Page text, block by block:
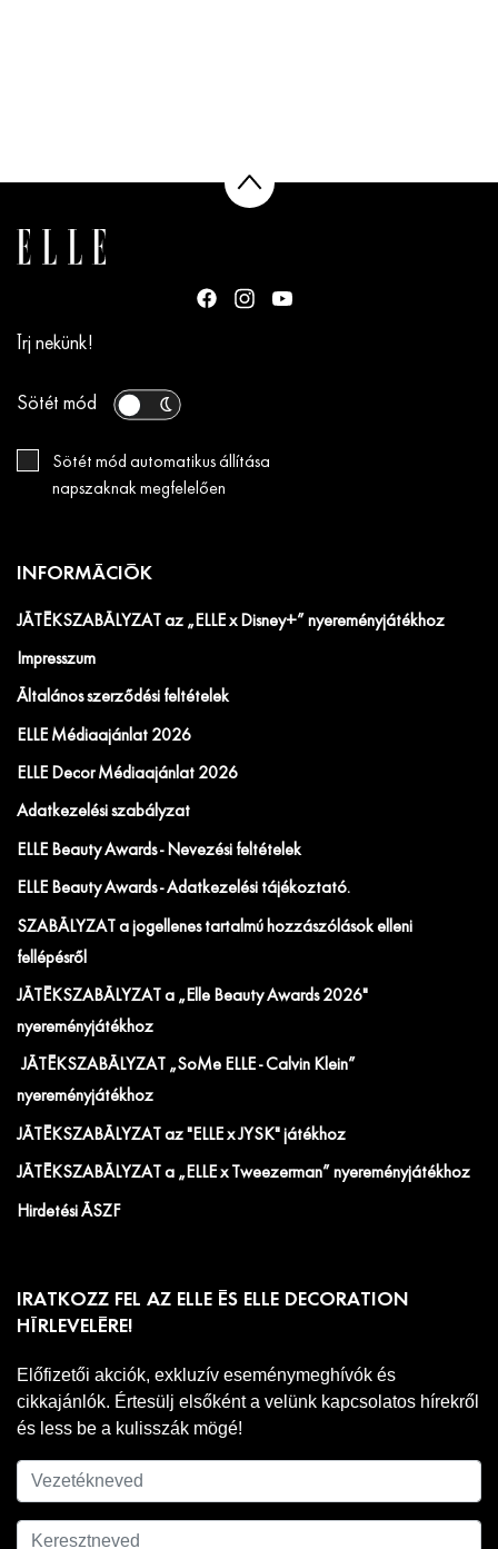
Írj nekünk!
Sötét mód
Sötét mód automatikus állítása
napszaknak megfelelően
INFORMÁCIÓK
JÁTÉKSZABÁLYZAT az „ELLE x Disney+” nyereményjátékhoz
Impresszum
Általános szerződési feltételek
ELLE Médiaajánlat 2026
ELLE Decor Médiaajánlat 2026
Adatkezelési szabályzat
ELLE Beauty Awards - Nevezési feltételek
ELLE Beauty Awards - Adatkezelési tájékoztató.
SZABÁLYZAT a jogellenes tartalmú hozzászólások elleni
fellépésről
JÁTÉKSZABÁLYZAT a „Elle Beauty Awards 2026"
nyereményjátékhoz
JÁTÉKSZABÁLYZAT „SoMe ELLE - Calvin Klein”
nyereményjátékhoz
JÁTÉKSZABÁLYZAT az "ELLE x JYSK" játékhoz
JÁTÉKSZABÁLYZAT a „ELLE x Tweezerman” nyereményjátékhoz
Hirdetési ÁSZF
IRATKOZZ FEL AZ ELLE ÉS ELLE DECORATION
HÍRLEVELÉRE!
Előfizetői akciók, exkluzív eseménymeghívók és
cikkajánlók. Értesülj elsőként a velünk kapcsolatos hírekről
és less be a kulisszák mögé!